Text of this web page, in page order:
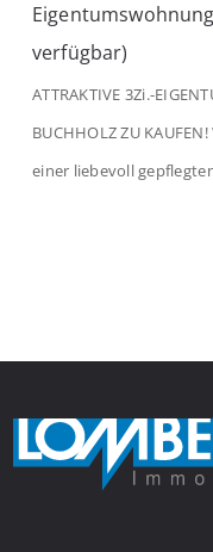
verfügbar)
ATTRAKTIVE 3Zi.-
BUCHHOLZ ZU
einer liebevoll